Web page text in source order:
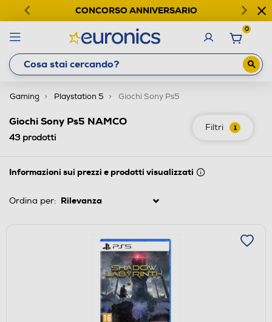
CONCORSO ANNIVERSARIO
0
Gaming Playstation 5 Giochi Sony Ps5
Filtri 1
Giochi Sony Ps5 NAMCO
43prodotti
Informazioni sui prezzi e prodotti visualizzati
Ordina per: